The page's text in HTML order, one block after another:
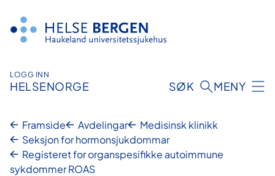
innhald
LOGG INN
HELSENORGE SØK MENY
Framside Avdelingar
Medisinsk klinikk
Seksjon for hormonsjukdommar
Registeret for organspesifikke autoimmune
sykdommer ROAS